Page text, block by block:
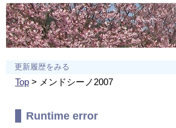
更新履歴をみる
Top> メンドシーノ2007
Runtime error